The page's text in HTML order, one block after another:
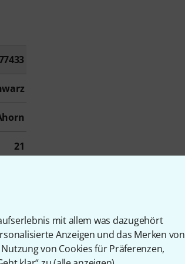
mit allem was dazugehört
Anzeigen und das Merken von
von Cookies für Präferenzen,
21